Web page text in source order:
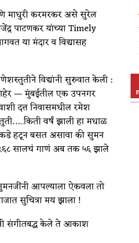
माधुरी करमरकर असे सुरेल
पाटणकर यांच्या Timely
या मंदार व विद्यासह
विद्यांनी सुरुवात केली :
— मुंबईतील एक उपनगर
दत्त निवासमधील रमेश
वर्षं झाली हा मधाळ
हटून बसत असावा की सुमन
सालचं गाणं अब तक ५६ झाले
आपल्याला ऐकवला तो
सुचित्रा मय झाला !
संगीतबद्ध केले ते आकाश